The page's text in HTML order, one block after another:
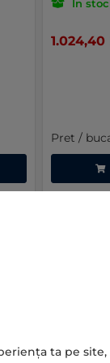
In stoc
1.024,40
Pret /
ta pe site,